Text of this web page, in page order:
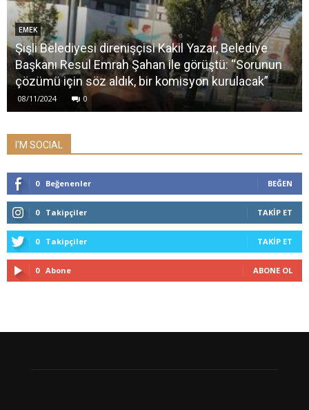
EMEK
Şişli Belediyesi direnişçisi Kakil Yazar, Belediye
Başkanı Resul Emrah Şahan ile görüştü: “Sorunun
çözümü için söz aldık, bir komisyon kurulacak”
08/11/2024 0
I'M SOCIAL
0 Beğenenler BEĞEN
0 Takipçiler TAKIP ET
0 Takipçiler TAKIP ET
0 Abone ABONE OL